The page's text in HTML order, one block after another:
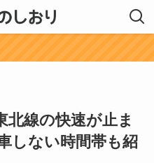
北線の快速が止ま
しない時間帯も紹